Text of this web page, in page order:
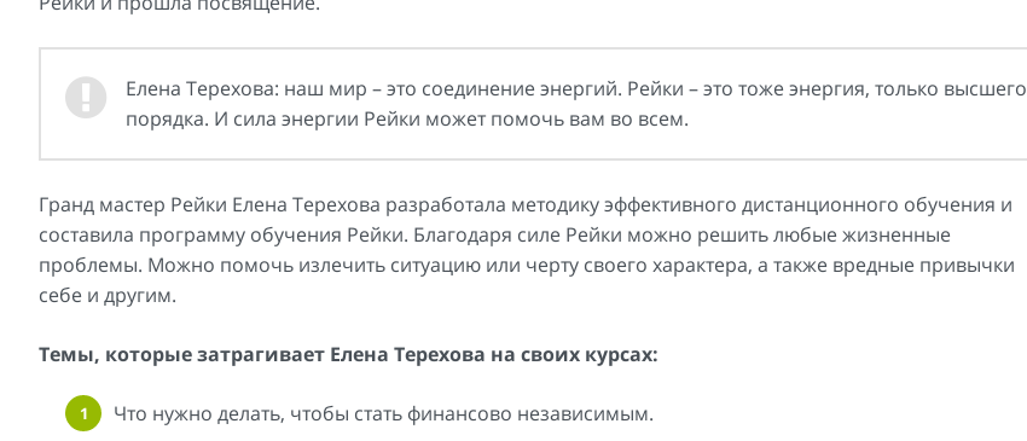
Елена Терехова: наш мир – это соединение энергий. Рейки – это тоже энергия, только высшего
порядка. И сила энергии Рейки может помочь вам во всем.
Гранд мастер Рейки Елена Терехова разработала методику эффективного дистанционного обучения и
составила программу обучения Рейки. Благодаря силе Рейки можно решить любые жизненные
проблемы. Можно помочь излечить ситуацию или черту своего характера, а также вредные привычки
себе и другим.
Темы, которые затрагивает Елена Терехова на своих курсах:
Что нужно делать, чтобы стать финансово независимым.